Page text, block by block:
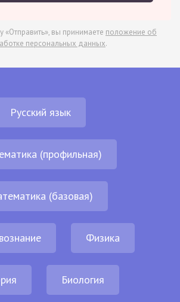
«Отправить», вы принимаете положение об
персональных данных.
Русский язык
(профильная)
(базовая)
Физика
Биология